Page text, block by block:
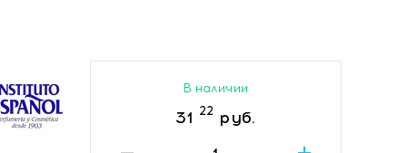
В наличии
31 22 руб.